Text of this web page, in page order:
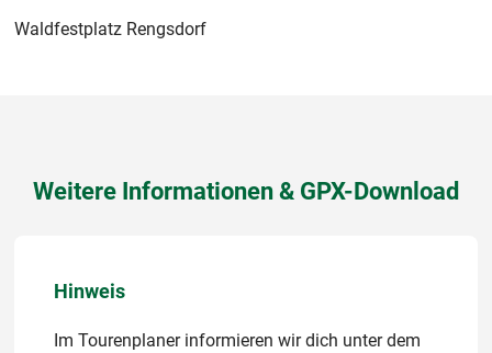
Waldfestplatz Rengsdorf
Weitere Informationen & GPX-Download
Hinweis
Im Tourenplaner informieren wir dich unter dem